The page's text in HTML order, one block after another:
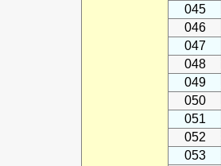
045
046
047
048
049
050
051
052
053